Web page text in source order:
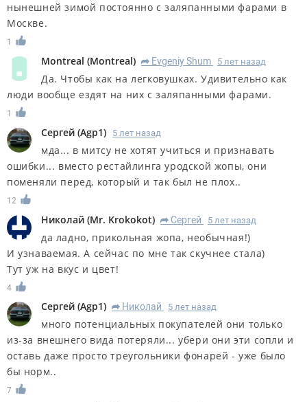
нынешней зимой постоянно с заляпанными фарами в
Москве.
1
Montreal (Montreal) R Evgeniy Shum 5 лет назад
Да. Чтобы как на легковушках. Удивительно как
люди вообще ездят на них с заляпанными фарами.
1
Сергей (Agp1) 5 лет назад
мда... в митсу не хотят учиться и признавать
ошибки... вместо рестайлинга уродской жопы, они
поменяли перед, который и так был не плох..
12
Николай (Mr. Krokokot) R Сергей 5 лет назад
да ладно, прикольная жопа, необычная!)
И узнаваемая. А сейчас по мне так скучнее стала)
Тут уж на вкус и цвет!
4
Сергей (Agp1) R Николай 5 лет назад
много потенциальных покупателей они только
из-за внешнего вида потеряли... убери они эти сопли и
оставь даже просто треугольники фонарей - уже было
бы норм..
7